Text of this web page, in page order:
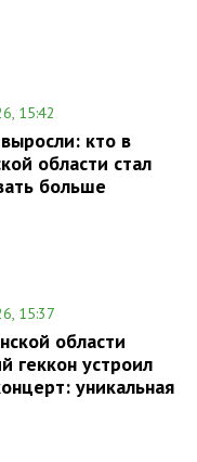
15:42
кто в
области стал
больше
15:37
области
геккон устроил
уникальная